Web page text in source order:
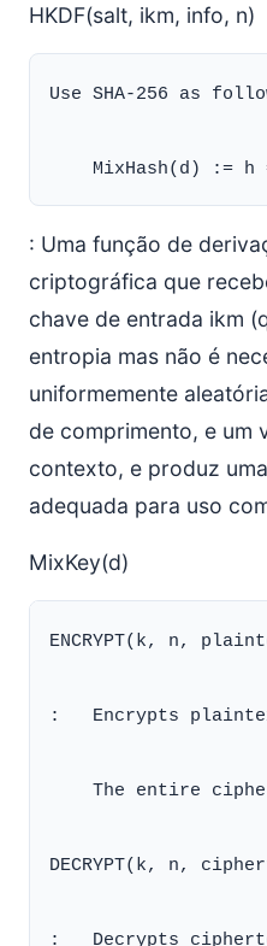
HKDF(salt, ikm, info, n)
Use SHA-256 as
: Uma função de
criptográfica que
chave de entrada ikm
entropia mas não é
uniformemente
de comprimento, e um
contexto, e produz
adequada para uso
MixKey(d)
ENCRYPT(k, n,
:   Encrypts
The entire
DECRYPT(k, n,